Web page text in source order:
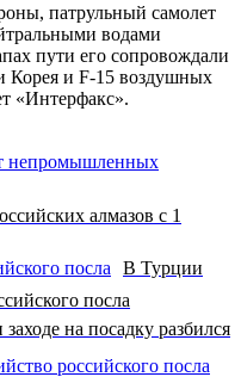
патрульный самолет
водами
пути его сопровождали
Корея и F-15 воздушных
«Интерфакс».
алмазов с 1
В Турции
посла
на посадку разбился